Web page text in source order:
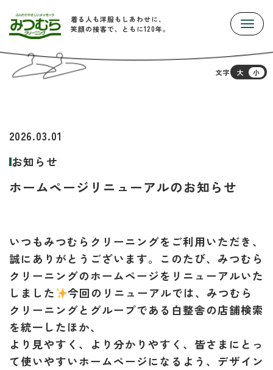
着る人も洋服もしあわせに、
笑顔の接客で、ともに120年。
文字 大 小
2026.03.01
お知らせ
ホームページリニューアルのお知らせ
いつもみつむらクリーニングをご利用いただき、
誠にありがとうございます。このたび、みつむら
クリーニングのホームページをリニューアルいた
しました
今回のリニューアルでは、みつむら
クリーニングとグループである白整舎の店舗検索
を統一したほか、
より見やすく、より分かりやすく、皆さまにとっ
て使いやすいホームページになるよう、デザイン